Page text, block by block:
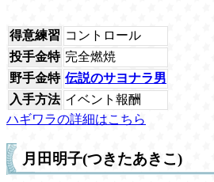
得意練習 コントロール
投手金特 完全燃焼
野手金特 伝説のサヨナラ男
入手方法 イベント報酬
ハギワラの詳細はこちら
月田明子(つきたあきこ)